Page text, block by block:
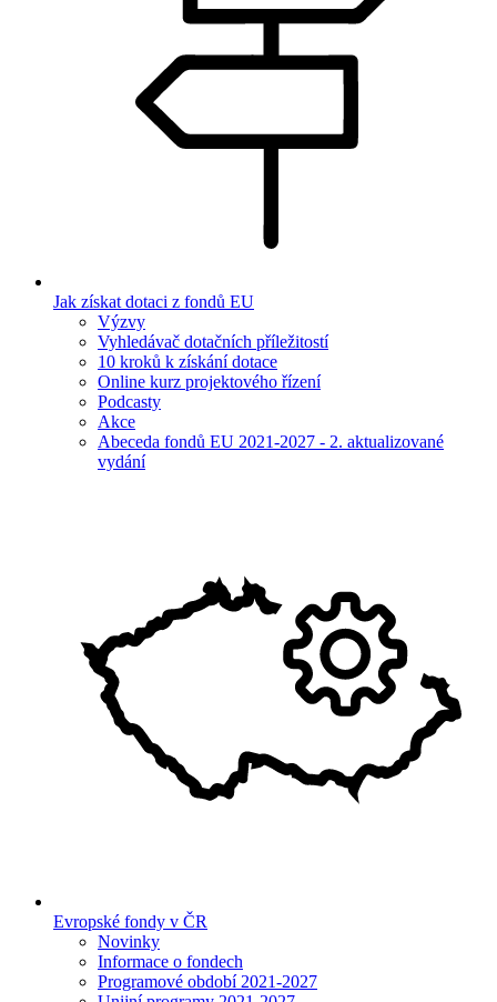
Jak získat dotaci z fondů EU
Výzvy
Vyhledávač dotačních příležitostí
10 kroků k získání dotace
Online kurz projektového řízení
Podcasty
Akce
Abeceda fondů EU 2021-2027 - 2. aktualizované
vydání
Evropské fondy v ČR
Novinky
Informace o fondech
Programové období 2021-2027